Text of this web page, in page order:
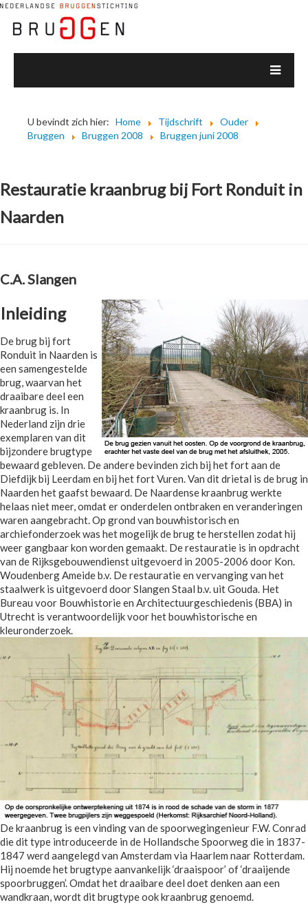
U bevindt zich hier: Home Tijdschrift
Ouder
Bruggen
Bruggen 2008 Bruggen juni 2008
Restauratie kraanbrug bij Fort Ronduit in
Naarden
C.A. Slangen
Inleiding
De brug bij fort
Ronduit in Naarden is
een samengestelde
brug, waarvan het
draaibare deel een
kraanbrug is. In
Nederland zijn drie
exemplaren van dit
bijzondere brugtype
bewaard gebleven. De andere bevinden zich bij het fort aan de
Diefdijk bij Leerdam en bij het fort Vuren. Van dit drietal is de brug in
Naarden het gaafst bewaard. De Naardense kraanbrug werkte
helaas niet meer, omdat er onderdelen ontbraken en veranderingen
waren aangebracht. Op grond van bouwhistorisch en
archiefonderzoek was het mogelijk de brug te herstellen zodat hij
weer gangbaar kon worden gemaakt. De restauratie is in opdracht
van de Rijksgebouwendienst uitgevoerd in 2005-2006 door Kon.
Woudenberg Ameide b.v. De restauratie en vervanging van het
staalwerk is uitgevoerd door Slangen Staal b.v. uit Gouda. Het
Bureau voor Bouwhistorie en Architectuurgeschiedenis (BBA) in
Utrecht is verantwoordelijk voor het bouwhistorische en
kleuronderzoek.
De kraanbrug is een vinding van de spoorwegingenieur F.W. Conrad
die dit type introduceerde in de Hollandsche Spoorweg die in 1837-
1847 werd aangelegd van Amsterdam via Haarlem naar Rotterdam.
Hij noemde het brugtype aanvankelijk ‘draaispoor’ of ‘draaijende
spoorbruggen’. Omdat het draaibare deel doet denken aan een
wandkraan, wordt dit brugtype ook kraanbrug genoemd.